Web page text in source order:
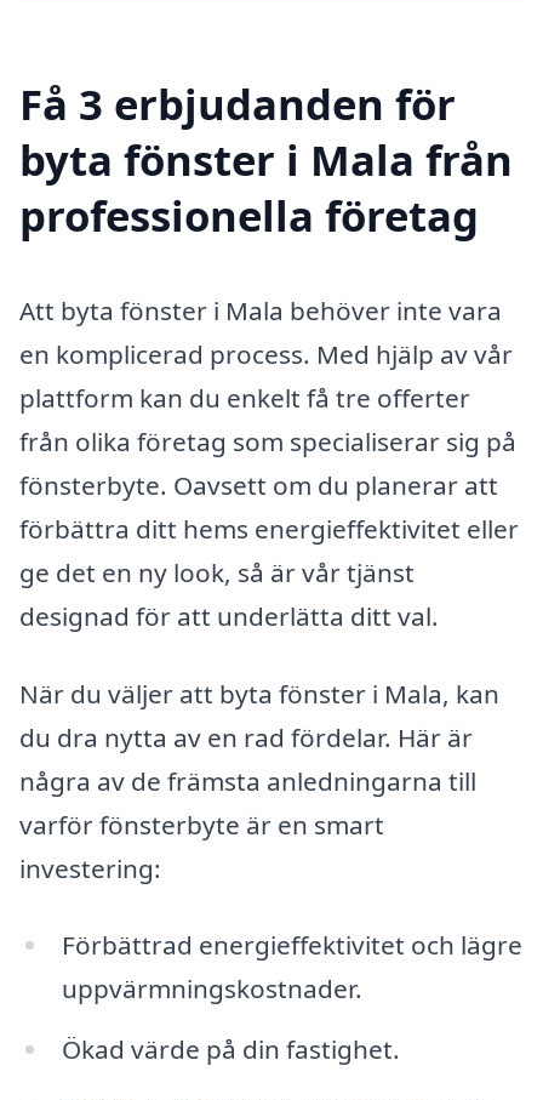
Få 3 erbjudanden för
byta fönster i Mala från
professionella företag
Att byta fönster i Mala behöver inte vara
en komplicerad process. Med hjälp av vår
plattform kan du enkelt få tre offerter
från olika företag som specialiserar sig på
fönsterbyte. Oavsett om du planerar att
förbättra ditt hems energieffektivitet eller
ge det en ny look, så är vår tjänst
designad för att underlätta ditt val.
När du väljer att byta fönster i Mala, kan
du dra nytta av en rad fördelar. Här är
några av de främsta anledningarna till
varför fönsterbyte är en smart
investering:
Förbättrad energieffektivitet och lägre
uppvärmningskostnader.
Ökad värde på din fastighet.